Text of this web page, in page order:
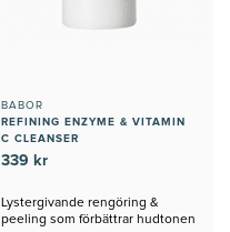
BABOR
REFINING ENZYME & VITAMIN
C CLEANSER
339 kr
Lystergivande rengöring &
peeling som förbättrar hudtonen